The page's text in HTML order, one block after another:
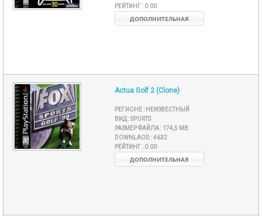
РЕЙТИНГ : 0.00
ДОПОЛНИТЕЛЬНАЯ
Actua Golf 2 (Clone)
РЕГИОНЕ : НЕИЗВЕСТНЫЙ
ВИД :SPORTS
РАЗМЕР ФАЙЛА : 174,5 MB
DOWNLAOD :4632
РЕЙТИНГ : 0.00
ДОПОЛНИТЕЛЬНАЯ